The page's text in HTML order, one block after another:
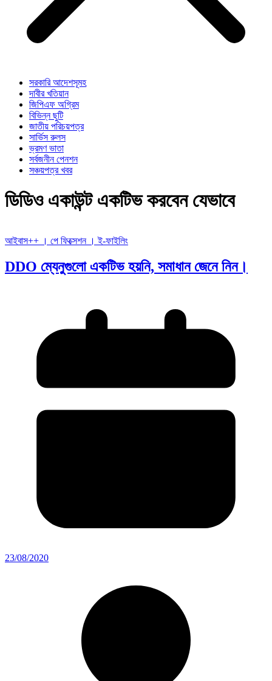
সরকারি আদেশসূমহ
দাবীর খতিয়ান
জিপিএফ অগ্রিম
বিভিন্ন ছুটি
জাতীয় পরিচয়পত্র
সার্ভিস রুলস
ভ্রমণ ভাতা
সর্বজনীন পেনশন
সঞ্চয়পত্র খবর
ডিডিও একাউন্ট একটিভ করবেন যেভাবে
আইবাস++ । পে ফিক্সেশন । ই-ফাইলিং
DDO ম্যেনুগুলো একটিভ হয়নি, সমাধান জেনে নিন।
23/08/2020